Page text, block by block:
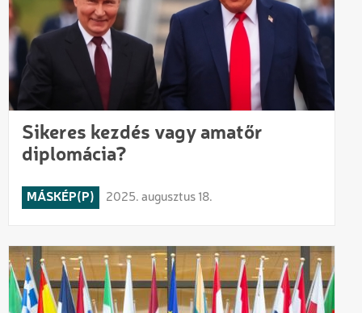
Sikeres kezdés vagy amatőr
diplomácia?
MÁSKÉP(P) 2025. augusztus 18.